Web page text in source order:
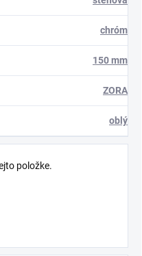
chróm
150 mm
ZORA
oblý
položke.